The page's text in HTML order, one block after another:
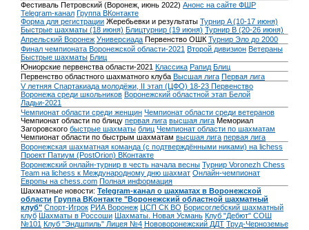
Фестиваль Петровский (Воронеж, июнь 2022) Анонс на сайте ФШР
Telegram-канал Группа ВКонтакте
Форма для регистрации Жеребьевки и результаты Турнир A (10-17 июня)
Быстрые шахматы (18 июня) Блицтурнир (19 июня) Турнир B (20-26 июня)
Апрельский Воронеж Универсиада Первенство ОШК Турнир Эло до 2000
Финал чемпионата Воронежской области-2021 Второй дивизион Ветераны
Быстрые шахматы Блиц
Юниорские первенства области-2021 Классика Рапид Блиц
Первенство областного шахматного клуба Высшая лига Первая лига
V летняя Спартакиада молодёжи, II этап (ЦФО) 18-23 Первенство
Воронежа среди школьников Воронежский областной этап Белой
Ладьи-2021
Чемпионат области среди женщин Чемпионат области среди ветеранов
Чемпионат области по блицу первая лига высшая лига Мемориал
Загоровского быстрые шахматы блиц Чемпионат области по шахматам
Чемпионат области по быстрым шахматам высшая лига первая лига
Воронежская шахматная команда (с подтверждёнными никами) на lichess
Проект Патиум (PostOrion) ВКонтакте
Воронежский онлайн-турнир в честь начала весны Турнир Voronezh Chess
Team на lichess к Международному дню шахмат Онлайн-чемпионат
Европы на chess.com Полная информация
Шахматные новости: Telegram-канал о шахматах в Воронежской
области Группа ВКонтакте "Воронежский областной шахматный
клуб" Спорт-Игрок РИА Воронеж ЦСП СК ВО Борисоглебский шахматный
клуб Шахматы в Россоши Шахматы. Новая Усмань Клуб "Дебют" СОШ
№101 Клуб "Эндшпиль" Лицея №4 Нововоронежский ДДТ Труд-Черноземье